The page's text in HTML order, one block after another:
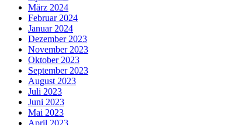
März 2024
Februar 2024
Januar 2024
Dezember 2023
November 2023
Oktober 2023
September 2023
August 2023
Juli 2023
Juni 2023
Mai 2023
April 2023